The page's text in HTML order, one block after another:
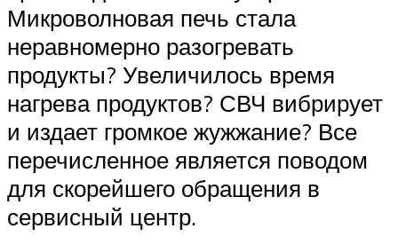
Микроволновая печь стала
неравномерно разогревать
продукты? Увеличилось время
нагрева продуктов? СВЧ вибрирует
и издает громкое жужжание? Все
перечисленное является поводом
для скорейшего обращения в
сервисный центр.